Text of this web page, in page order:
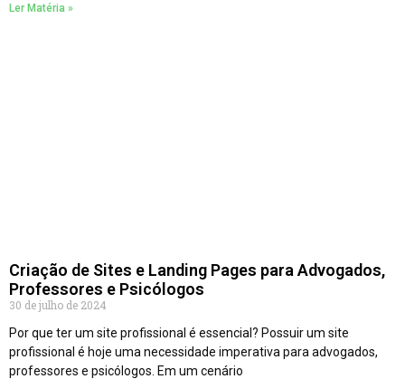
Ler Matéria »
Criação de Sites e Landing Pages para Advogados,
Professores e Psicólogos
30 de julho de 2024
Por que ter um site profissional é essencial? Possuir um site
profissional é hoje uma necessidade imperativa para advogados,
professores e psicólogos. Em um cenário